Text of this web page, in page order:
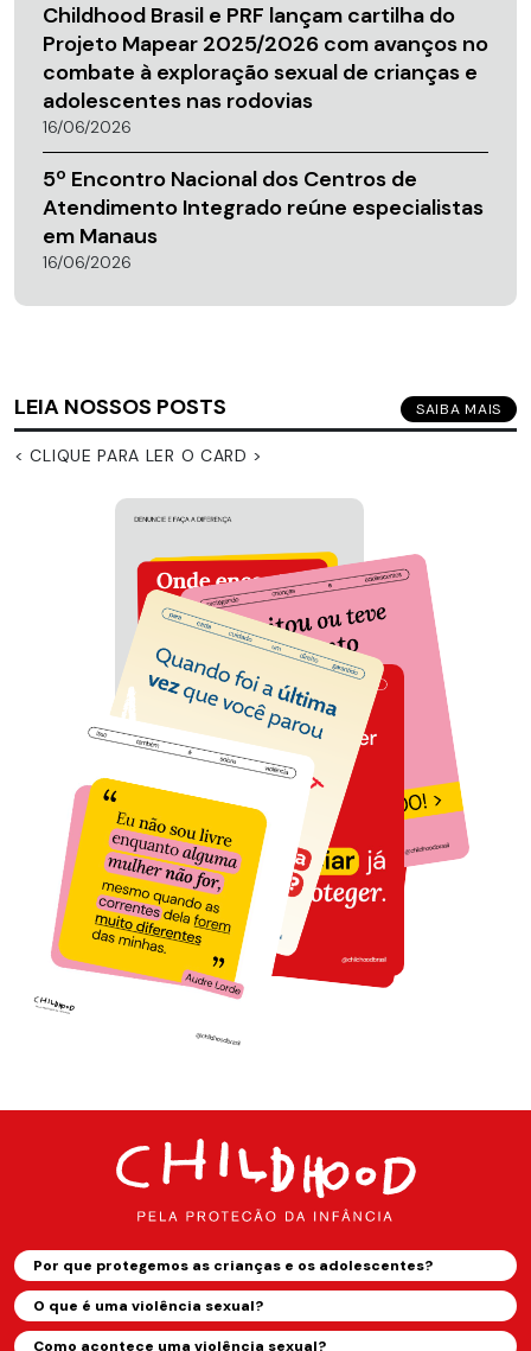
Childhood Brasil e PRF lançam cartilha do
Projeto Mapear 2025/2026 com avanços no
combate à exploração sexual de crianças e
adolescentes nas rodovias
16/06/2026
5º Encontro Nacional dos Centros de
Atendimento Integrado reúne especialistas
em Manaus
16/06/2026
LEIA NOSSOS POSTS SAIBA MAIS
< CLIQUE PARA LER O CARD >
Por que protegemos as crianças e os adolescentes?
O que é uma violência sexual?
Como acontece uma violência sexual?